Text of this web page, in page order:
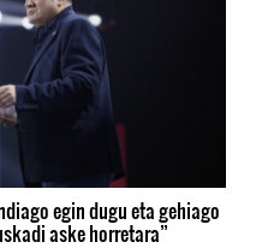
egin dugu eta gehiago
aske horretara”